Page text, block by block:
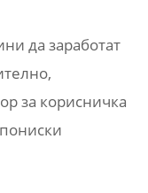
да заработат
за корисничка